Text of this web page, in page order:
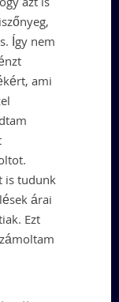
azt is
Így nem
ami
is tudunk
árai
Ezt